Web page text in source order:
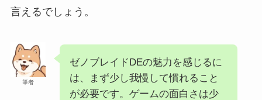
言えるでしょう。
筆者
ゼノブレイドDEの魅力を感じるに
は、まず少し我慢して慣れること
が必要です。ゲームの面白さは少